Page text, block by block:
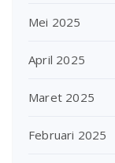
Mei 2025
April 2025
Maret 2025
Februari 2025